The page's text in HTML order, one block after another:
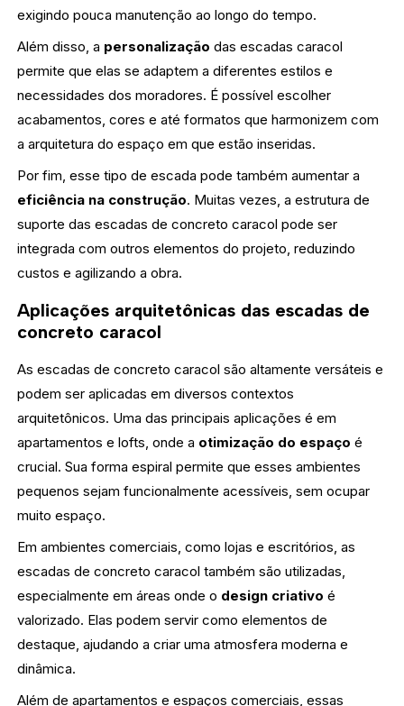
exigindo pouca manutenção ao longo do tempo.
Além disso, a personalização das escadas caracol
permite que elas se adaptem a diferentes estilos e
necessidades dos moradores. É possível escolher
acabamentos, cores e até formatos que harmonizem com
a arquitetura do espaço em que estão inseridas.
Por fim, esse tipo de escada pode também aumentar a
eficiência na construção. Muitas vezes, a estrutura de
suporte das escadas de concreto caracol pode ser
integrada com outros elementos do projeto, reduzindo
custos e agilizando a obra.
Aplicações arquitetônicas das escadas de
concreto caracol
As escadas de concreto caracol são altamente versáteis e
podem ser aplicadas em diversos contextos
arquitetônicos. Uma das principais aplicações é em
apartamentos e lofts, onde a otimização do espaço é
crucial. Sua forma espiral permite que esses ambientes
pequenos sejam funcionalmente acessíveis, sem ocupar
muito espaço.
Em ambientes comerciais, como lojas e escritórios, as
escadas de concreto caracol também são utilizadas,
especialmente em áreas onde o design criativo é
valorizado. Elas podem servir como elementos de
destaque, ajudando a criar uma atmosfera moderna e
dinâmica.
Além de apartamentos e espaços comerciais, essas